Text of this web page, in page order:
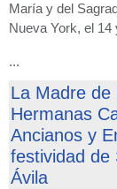
María y del
Nueva York, el 14
...
La Madre de
Hermanas
Ancianos y
festividad de
Ávila